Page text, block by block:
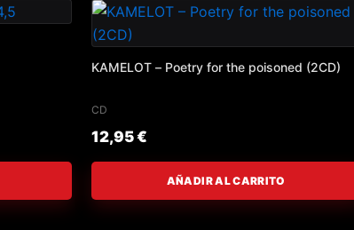
KAMELOT – Poetry for the poisoned (2CD)
CD
12,95€
AÑADIR AL CARRITO